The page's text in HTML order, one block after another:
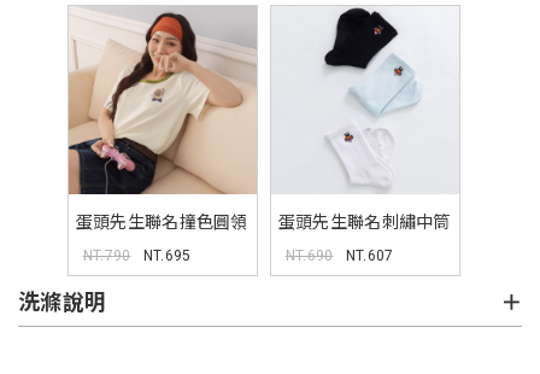
蛋頭先生聯名撞色圓領
TEE
NT.790 NT.695
蛋頭先生聯名刺繡中筒
襪(三入)
NT.690 NT.607
洗滌說明